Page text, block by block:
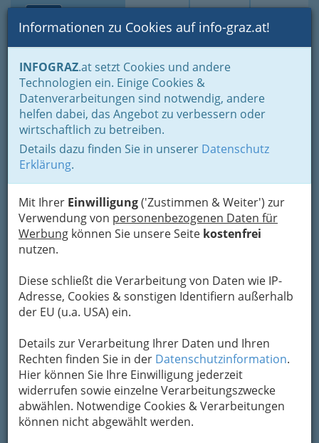
Suche Login Toggle
Informationen zu Cookies auf info-graz.at!
INFOGRAZ.at setzt Cookies und andere
Technologien ein. Einige Cookies &
Datenverarbeitungen sind notwendig, andere
helfen dabei, das Angebot zu verbessern oder
wirtschaftlich zu betreiben.
Details dazu finden Sie in unserer Datenschutz
Erklärung.
Mit Ihrer Einwilligung('Zustimmen & Weiter') zur
Verwendung von personenbezogenen Daten für
Werbung können Sie unsere Seite kostenfrei
nutzen.
Diese schließt die Verarbeitung von Daten wie IP-
Adresse, Cookies & sonstigen Identifiern außerhalb
der EU (u.a. USA) ein.
Details zur Verarbeitung Ihrer Daten und Ihren
Rechten finden Sie in der Datenschutzinformation.
Hier können Sie Ihre Einwilligung jederzeit
widerrufen sowie einzelne Verarbeitungszwecke
abwählen. Notwendige Cookies & Verarbeitungen
können nicht abgewählt werden.
Home Gastronomie
Imbiss & Zustelldienste
Diverses Fastfood
Zu den 3 goldenen Kugeln
Shopping City Seiersberg -
Kraemer-Stangl GmbH.
Shoppingcity 1, 8055 Seiersberg
+43 316 242 140
Adresse mit Google Maps anschauen
Kontaktaufnahme
Um die Info-Graz Firmenvor Spam-Mails zu
bewahren, verwenden wir an dieser Stelle zur
Übermittlung Ihrer Nachricht ein sicheres
Formular. Ihre Nachricht wird nach dem